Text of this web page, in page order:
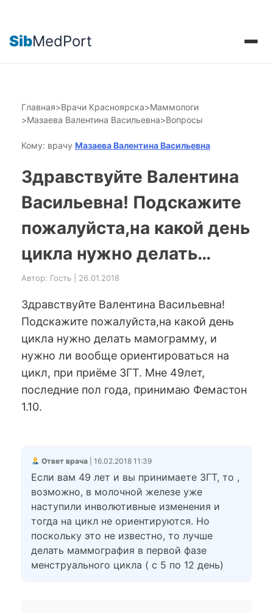
SibMedPort
Главная>Врачи Красноярска>Маммологи
>Мазаева Валентина Васильевна>Вопросы
Кому: врачу Мазаева Валентина Васильевна
Здравствуйте Валентина
Васильевна! Подскажите
пожалуйста,на какой день
цикла нужно делать…
Автор: Гость | 26.01.2018
Здравствуйте Валентина Васильевна!
Подскажите пожалуйста,на какой день
цикла нужно делать мамограмму, и
нужно ли вообще ориентироваться на
цикл, при приёме ЗГТ. Мне 49лет,
последние пол года, принимаю Фемастон
1.10.
Ответ врача| 16.02.2018 11:39
Если вам 49 лет и вы принимаете ЗГТ, то ,
возможно, в молочной железе уже
наступили инволютивные изменения и
тогда на цикл не ориентируются. Но
поскольку это не известно, то лучше
делать маммография в первой фазе
менструального цикла ( с 5 по 12 день)